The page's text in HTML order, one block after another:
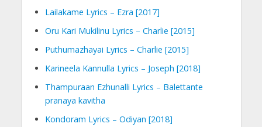
Lailakame Lyrics – Ezra [2017]
Oru Kari Mukilinu Lyrics – Charlie [2015]
Puthumazhayai Lyrics – Charlie [2015]
Karineela Kannulla Lyrics – Joseph [2018]
Thampuraan Ezhunalli Lyrics – Balettante
pranaya kavitha
Kondoram Lyrics – Odiyan [2018]